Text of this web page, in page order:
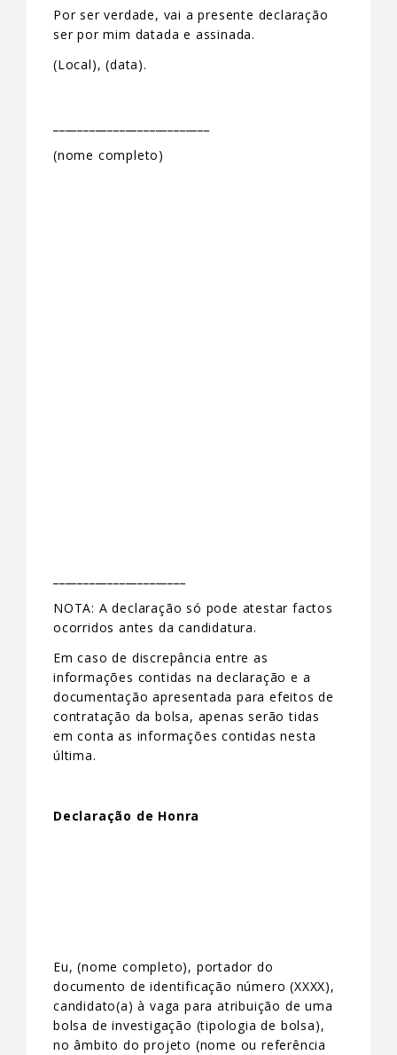
Por ser verdade, vai a presente declaração
ser por mim datada e assinada.
(Local), (data).
(nome completo)
NOTA: A declaração só pode atestar factos
ocorridos antes da candidatura.
Em caso de discrepância entre as
informações contidas na declaração e a
documentação apresentada para efeitos de
contratação da bolsa, apenas serão tidas
em conta as informações contidas nesta
última.
Declaração de Honra
Eu, (nome completo), portador do
documento de identificação número (XXXX),
candidato(a) à vaga para atribuição de uma
bolsa de investigação (tipologia de bolsa),
no âmbito do projeto (nome ou referência